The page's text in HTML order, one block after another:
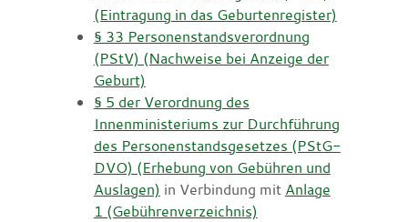
(Eintragung in das Geburtenregister)
§ 33 Personenstandsverordnung
(PStV) (Nachweise bei Anzeige der
Geburt)
§ 5 der Verordnung des
Innenministeriums zur Durchführung
des Personenstandsgesetzes (PStG-
DVO) (Erhebung von Gebühren und
Auslagen) in Verbindung mit Anlage
1 (Gebührenverzeichnis)